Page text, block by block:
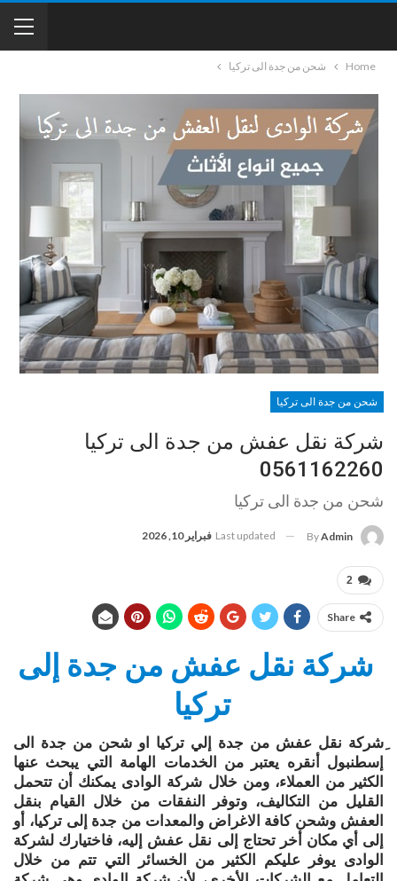
Home شحن من جدة الى تركيا
شحن من جدة الى تركيا
شركة نقل عفش من جدة الى تركيا
0561162260
شحن من جدة الى تركيا
ByAdmin
Last updated فبراير 10, 2026
2
Share
شركة نقل عفش من جدة إلى
تركيا
ِشركة نقل عفش من جدة إلي تركيا او شحن من جدة الى
إسطنبول أنقره يعتبر من الخدمات الهامة التي يبحث عنها
الكثير من العملاء، ومن خلال شركة الوادى يمكنك أن تتحمل
القليل من التكاليف، وتوفر النفقات من خلال القيام بنقل
العفش وشحن كافة الاغراض والمعدات من جدة إلى تركيا، أو
إلى أي مكان أخر تحتاج إلى نقل عفش إليه، فاختيارك لشركة
الوادى يوفر عليكم الكثير من الخسائر التي تتم من خلال